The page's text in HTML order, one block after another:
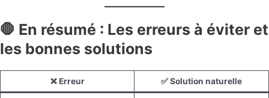
🛑 En résumé : Les erreurs à éviter et
les bonnes solutions
❌Erreur ✅Solution naturelle